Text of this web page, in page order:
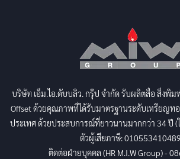
บริษัท เอ็ม.ไอ.ดับบลิว. กรุ๊ป จำกัด รับผลิตสื่อ สิ่งพิม
Offset ด้วยคุณภาพที่ได้รับมาตรฐานระดับเหรียญทอ
ประเทศ ด้วยประสบการณ์ที่ยาวนานมากกว่า 34 ปี (
ตัวผู้เสียภาษี:
ติดต่อฝ่ายบุคคล (HR M.I.W Group) -